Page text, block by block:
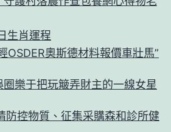
生肖運程
OSDER奧斯德材料報價車壯馬”
樂于把玩簸弄財主的一線女星
防控物質、征集采購森和診所健